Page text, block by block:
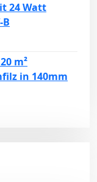
24 Watt
B
m²
in 140mm